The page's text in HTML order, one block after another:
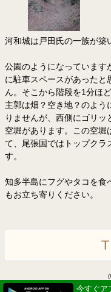
河和城は戸田氏の一族が築
公園のようになっています
に駐車スペースがあったと
ん。そこから階段を1分ほ
主郭は畑？空き地？のよう
りませんが、西側にゴリ
空堀があります。この空堀
て、尾張国ではトップクラ
す。
知多半島にフグやタコを食
もお立ち寄りください。
今すぐア